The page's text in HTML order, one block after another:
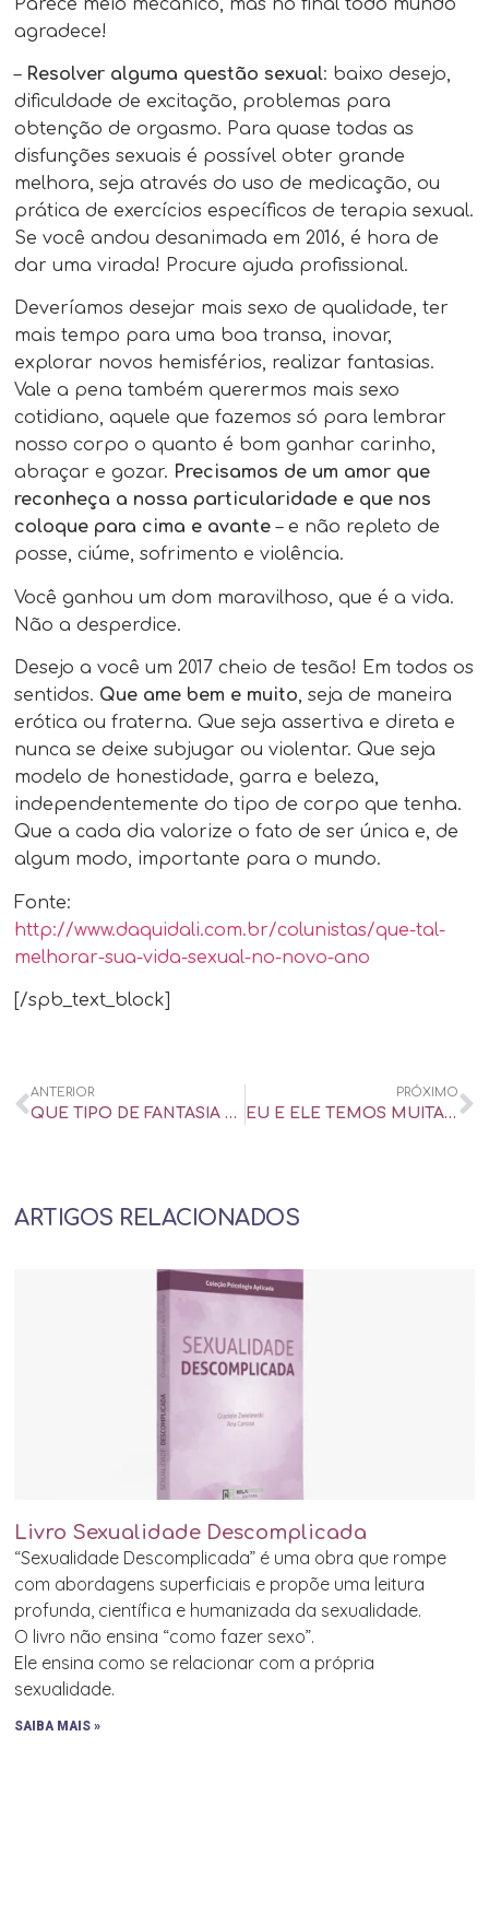
agradece!
– Resolver alguma questão sexual: baixo desejo,
dificuldade de excitação, problemas para
obtenção de orgasmo. Para quase todas as
disfunções sexuais é possível obter grande
melhora, seja através do uso de medicação, ou
prática de exercícios específicos de terapia sexual.
Se você andou desanimada em 2016, é hora de
dar uma virada! Procure ajuda profissional.
Deveríamos desejar mais sexo de qualidade, ter
mais tempo para uma boa transa, inovar,
explorar novos hemisférios, realizar fantasias.
Vale a pena também querermos mais sexo
cotidiano, aquele que fazemos só para lembrar
nosso corpo o quanto é bom ganhar carinho,
abraçar e gozar. Precisamos de um amor que
reconheça a nossa particularidade e que nos
coloque para cima e avante – e não repleto de
posse, ciúme, sofrimento e violência.
Você ganhou um dom maravilhoso, que é a vida.
Não a desperdice.
Desejo a você um 2017 cheio de tesão! Em todos os
sentidos. Que ame bem e muito, seja de maneira
erótica ou fraterna. Que seja assertiva e direta e
nunca se deixe subjugar ou violentar. Que seja
modelo de honestidade, garra e beleza,
independentemente do tipo de corpo que tenha.
Que a cada dia valorize o fato de ser única e, de
algum modo, importante para o mundo.
Fonte:
http://www.daquidali.com.br/colunistas/que-tal-
melhorar-sua-vida-sexual-no-novo-ano
[/spb_text_block]
ANTERIOR
QUE TIPO DE FANTASIA SEXUAL VOCÊ TEM? IDENTIFIQUE OS SINAIS – DAQUIDALI
PRÓXIMO
EU E ELE TEMOS MUITAS DIFERENÇAS. SERÁ QUE DÁ CERTO? – DAQUIDALI
ARTIGOS RELACIONADOS
Livro Sexualidade Descomplicada
“Sexualidade Descomplicada” é uma obra que rompe
com abordagens superficiais e propõe uma leitura
profunda, científica e humanizada da sexualidade.
O livro não ensina “como fazer sexo”.
Ele ensina como se relacionar com a própria
sexualidade.
SAIBA MAIS »